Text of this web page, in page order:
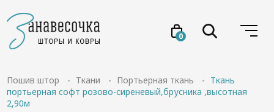
0
Услуги
Пошив штор Ткани Портьерная ткань
Ткань
портьерная софт розово-сиреневый,брусника ,высотная
2,90м